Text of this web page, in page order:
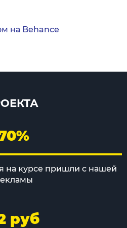
на Behance
на курсе пришли с нашей
руб